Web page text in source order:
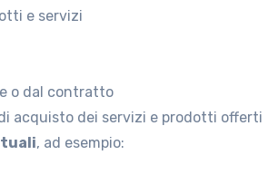
e servizi
o dal contratto
acquisto dei servizi e prodotti offerti
, ad esempio: